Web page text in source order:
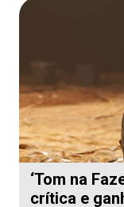
‘Tom na
crítica e